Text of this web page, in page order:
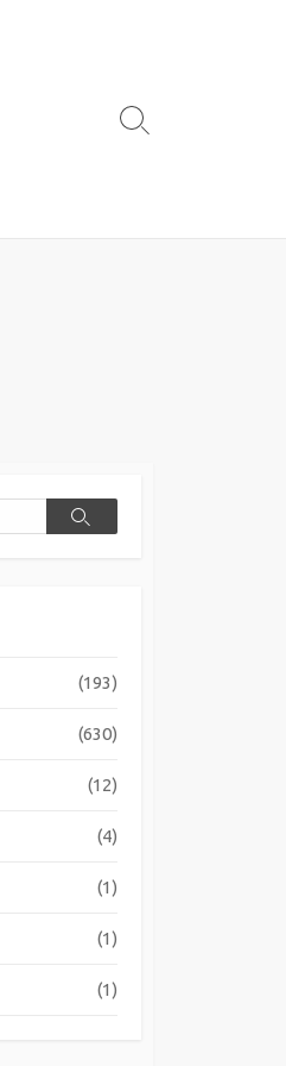
Search
Search
(193)
(630)
(12)
(4)
(1)
(1)
(1)